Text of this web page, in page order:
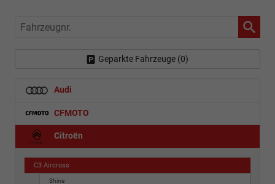
Fahrzeugnr.
Geparkte Fahrzeuge (0)
Audi
CFMOTO
Citroën
C3 Aircross
Shine